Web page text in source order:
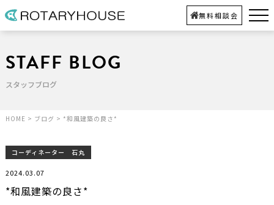
無料相談会
STAFF BLOG
スタッフブログ
HOME > ブログ > *和風建築の良さ*
コーディネーター 石丸
*和風建築の良さ*
2024.03.07